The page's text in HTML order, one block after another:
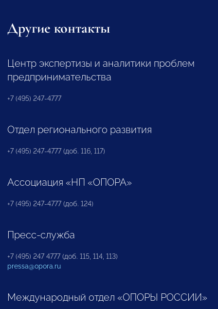
Другие контакты
Центр экспертизы и аналитики проблем
предпринимательства
+7 (495) 247-4777
Отдел регионального развития
+7 (495) 247-4777 (доб. 116, 117)
Ассоциация «НП «ОПОРА»
+7 (495) 247-4777 (доб. 124)
Пресс-служба
+7 (495) 247 4777 (доб. 115, 114, 113)
pressa@opora.ru
Международный отдел «ОПОРЫ РОССИИ»